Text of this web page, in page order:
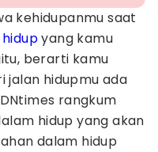
kehidupanmu saat
hidupyang kamu
berarti kamu
jalan hidupmu ada
rangkum
hidup yang akan
dalam hidup